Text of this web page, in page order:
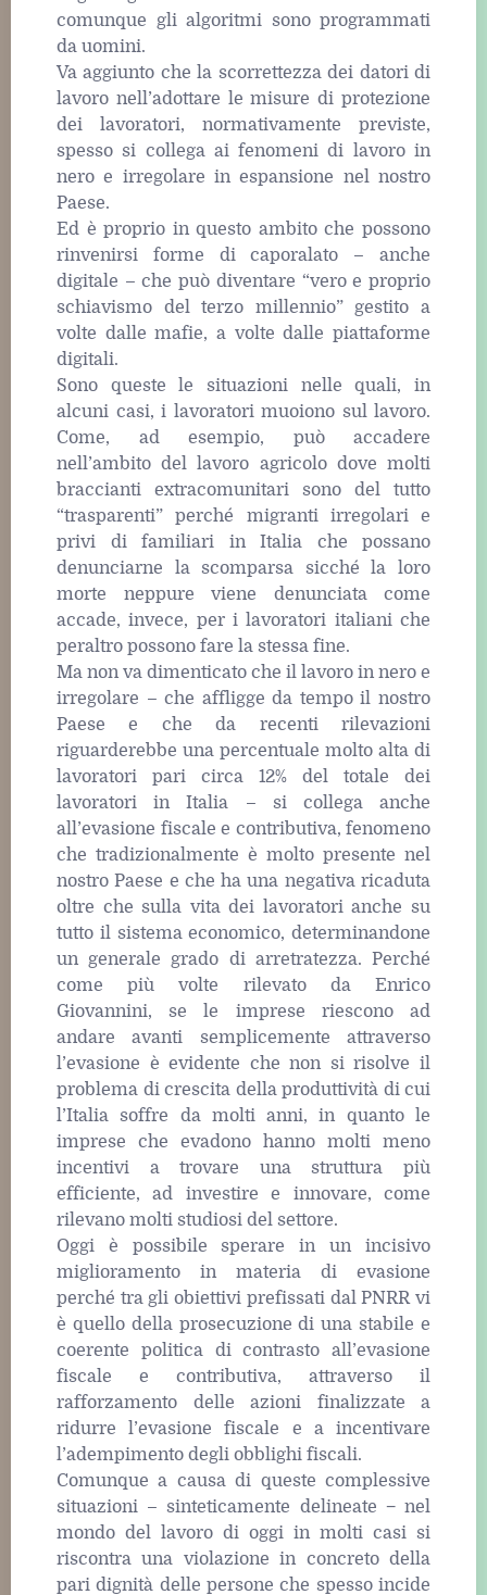
comunque gli algoritmi sono programmati
da uomini.
Va aggiunto che la scorrettezza dei datori di
lavoro nell’adottare le misure di protezione
dei lavoratori, normativamente previste,
spesso si collega ai fenomeni di lavoro in
nero e irregolare in espansione nel nostro
Paese.
Ed è proprio in questo ambito che possono
rinvenirsi forme di caporalato – anche
digitale – che può diventare “vero e proprio
schiavismo del terzo millennio” gestito a
volte dalle mafie, a volte dalle piattaforme
digitali.
Sono queste le situazioni nelle quali, in
alcuni casi, i lavoratori muoiono sul lavoro.
Come, ad esempio, può accadere
nell’ambito del lavoro agricolo dove molti
braccianti extracomunitari sono del tutto
“trasparenti” perché migranti irregolari e
privi di familiari in Italia che possano
denunciarne la scomparsa sicché la loro
morte neppure viene denunciata come
accade, invece, per i lavoratori italiani che
peraltro possono fare la stessa fine.
Ma non va dimenticato che il lavoro in nero e
irregolare – che affligge da tempo il nostro
Paese e che da recenti rilevazioni
riguarderebbe una percentuale molto alta di
lavoratori pari circa 12% del totale dei
lavoratori in Italia – si collega anche
all’evasione fiscale e contributiva, fenomeno
che tradizionalmente è molto presente nel
nostro Paese e che ha una negativa ricaduta
oltre che sulla vita dei lavoratori anche su
tutto il sistema economico, determinandone
un generale grado di arretratezza. Perché
come più volte rilevato da Enrico
Giovannini, se le imprese riescono ad
andare avanti semplicemente attraverso
l’evasione è evidente che non si risolve il
problema di crescita della produttività di cui
l’Italia soffre da molti anni, in quanto le
imprese che evadono hanno molti meno
incentivi a trovare una struttura più
efficiente, ad investire e innovare, come
rilevano molti studiosi del settore.
Oggi è possibile sperare in un incisivo
miglioramento in materia di evasione
perché tra gli obiettivi prefissati dal PNRR vi
è quello della prosecuzione di una stabile e
coerente politica di contrasto all’evasione
fiscale e contributiva, attraverso il
rafforzamento delle azioni finalizzate a
ridurre l’evasione fiscale e a incentivare
l’adempimento degli obblighi fiscali.
Comunque a causa di queste complessive
situazioni – sinteticamente delineate − nel
mondo del lavoro di oggi in molti casi si
riscontra una violazione in concreto della
pari dignità delle persone che spesso incide